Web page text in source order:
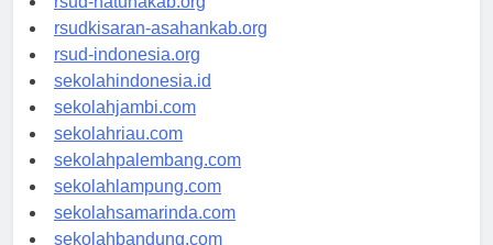
rsud-natunakab.org
rsudkisaran-asahankab.org
rsud-indonesia.org
sekolahindonesia.id
sekolahjambi.com
sekolahriau.com
sekolahpalembang.com
sekolahlampung.com
sekolahsamarinda.com